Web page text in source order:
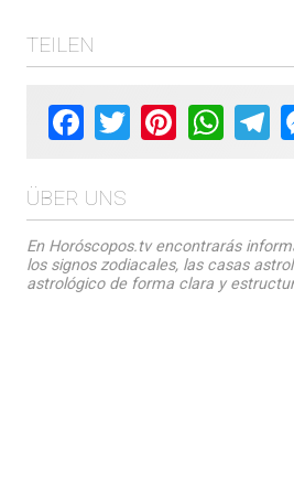
TEILEN
Facebook
Twitter Pinterest
ÜBER UNS
En Horóscopos.tv encontrarás
los signos zodiacales, las casas
astrológico de forma clara y